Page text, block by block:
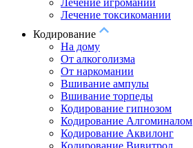
Лечение игромании
Лечение токсикомании
Кодирование
На дому
От алкоголизма
От наркомании
Вшивание ампулы
Вшивание торпеды
Кодирование гипнозом
Кодирование Алгоминалом
Кодирование Аквилонг
Кодирование Вивитрол